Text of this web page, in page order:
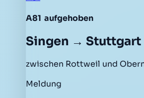
A81 aufgehoben
Singen → Stuttgart
zwischen Rottweil und
Meldung